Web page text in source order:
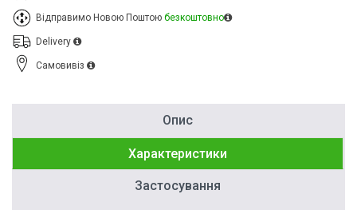
Відправимо Новою Поштою безкоштовно
Delivery
Cамовивіз
Опис
Характеристики
Застосування